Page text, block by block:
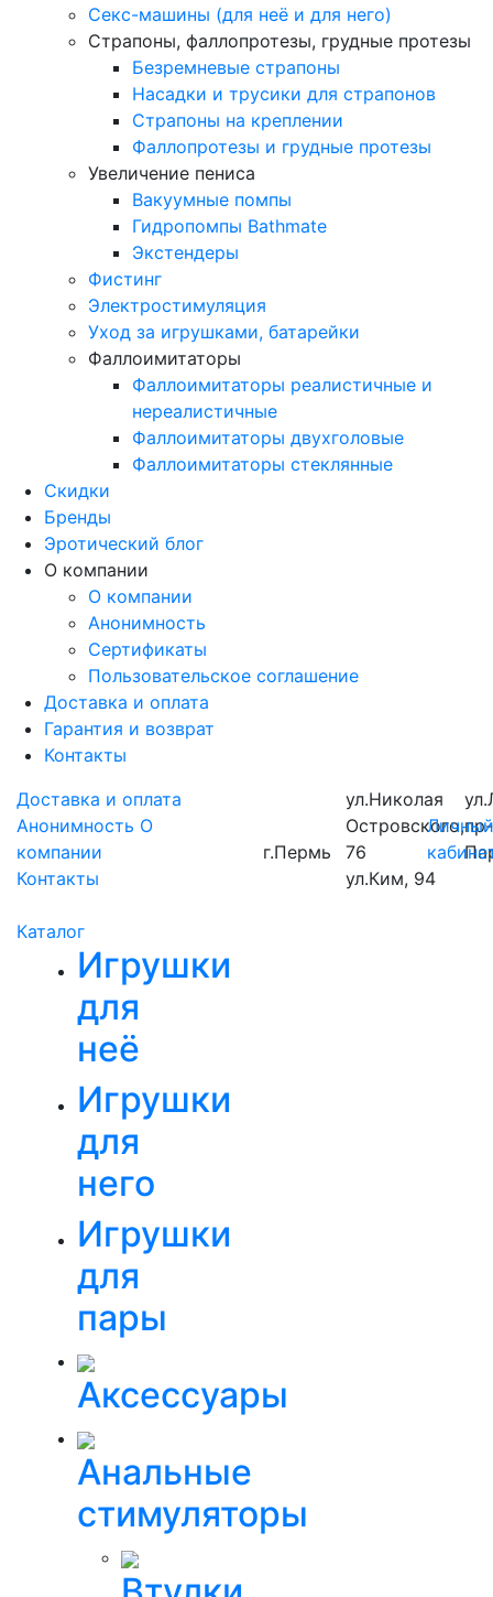
Секс-машины (для неё и для него)
Страпоны, фаллопротезы, грудные протезы
Безремневые страпоны
Насадки и трусики для страпонов
Страпоны на креплении
Фаллопротезы и грудные протезы
Увеличение пениса
Вакуумные помпы
Гидропомпы Bathmate
Экстендеры
Фистинг
Электростимуляция
Уход за игрушками, батарейки
Фаллоимитаторы
Фаллоимитаторы реалистичные и
нереалистичные
Фаллоимитаторы двухголовые
Фаллоимитаторы стеклянные
Скидки
Бренды
Эротический блог
О компании
О компании
Анонимность
Сертификаты
Пользовательское соглашение
Доставка и оплата
Гарантия и возврат
Контакты
Доставка и оплата
Анонимность О
компании
Контакты
г.Пермь
ул.Николая
Островского,
76
ул.Ким, 94
Каталог
Игрушки
для
неё
Игрушки
для
него
Игрушки
для
пары
Аксессуары
Анальные
стимуляторы